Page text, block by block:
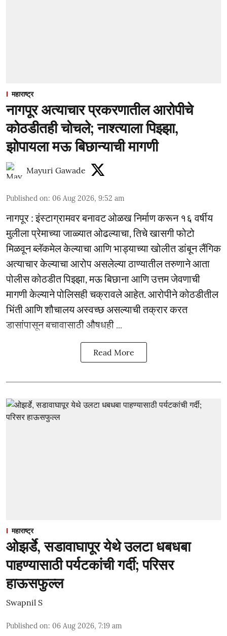
महाराष्ट्र
नागपूर अत्याचार प्रकरणातील आरोपीचे
कोठडीतही चोचले; नाश्त्याला पिझ्झा,
झोपायला मऊ बिछान्याची मागणी
Mayuri Gawade
Published on: 06 Aug 2026, 9:52 am
नागपूर : इंस्टाग्रामवर बनावट ओळख निर्माण करून १६ वर्षीय
मुलीला प्रेमाच्या जाळ्यात ओढल्याचा, तिचे खासगी फोटो
मिळवून ब्लॅकमेल केल्याचा आणि भाड्याच्या खोलीत डांबून लैंगिक
अत्याचार केल्याचा आरोप असलेल्या ठाण्यातील तरुणाने आता
पोलीस कोठडीत पिझ्झा, मऊ बिछाना आणि उत्तम जेवणाची
मागणी केल्याने पोलिसही चक्रावले आहेत. आरोपीने कोठडीतील
भिंती आणि शौचालय अस्वच्छ असल्याची तक्रार करत
डासांपासून बचावासाठी औषधही ...
Read More
महाराष्ट्र
ओझर्डे, सडावाघापूर येथे उलटा धबधबा
पाहण्यासाठी पर्यटकांची गर्दी; परिसर
हाऊसफुल्ल
Swapnil S
Published on: 06 Aug 2026, 7:19 am